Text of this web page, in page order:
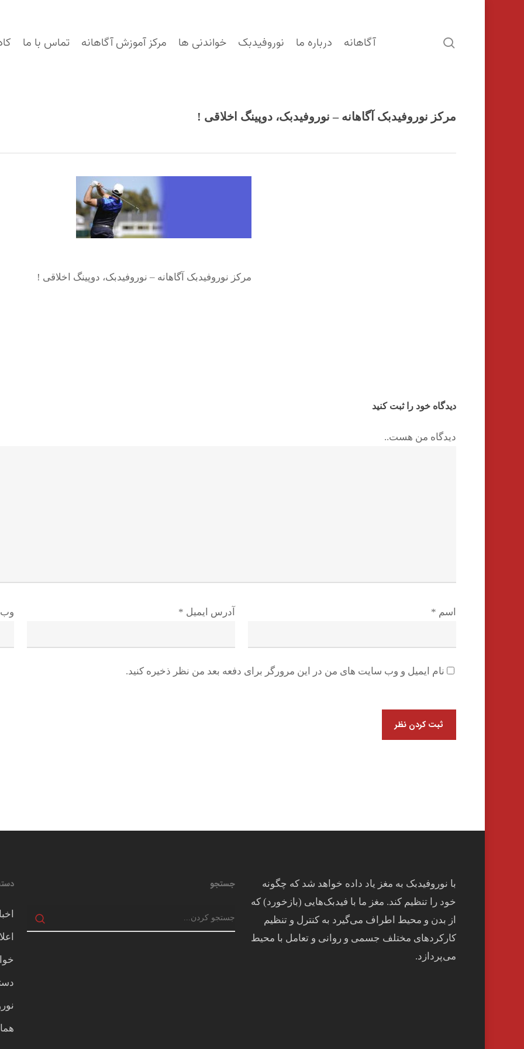
آگاهانه درباره ما نوروفیدبک خواندنی ها مرکز آموزش آگاهانه تماس با ما search
مرکز نوروفیدبک آگاهانه – نوروفیدبک، دوپینگ اخلاقی !
مرکز نوروفیدبک آگاهانه – نوروفیدبک، دوپینگ اخلاقی !
دیدگاه خود را ثبت کنید
دیدگاه من هست..
اسم * آدرس ایمیل *
نام ایمیل و وب سایت های من در این مرورگر برای دفعه بعد من نظر ذخیره کنید.
جستجو
با نوروفیدبک به مغز ياد داده خواهد شد كه چگونه
خود را تنظيم كند. مغز ما با فيدبک‌هايی (بازخورد) که
از بدن و محيط اطراف می‌گيرد به کنترل و تنظيم
کارکردهای مختلف جسمی و روانی و تعامل با محيط
می‌پردازد.